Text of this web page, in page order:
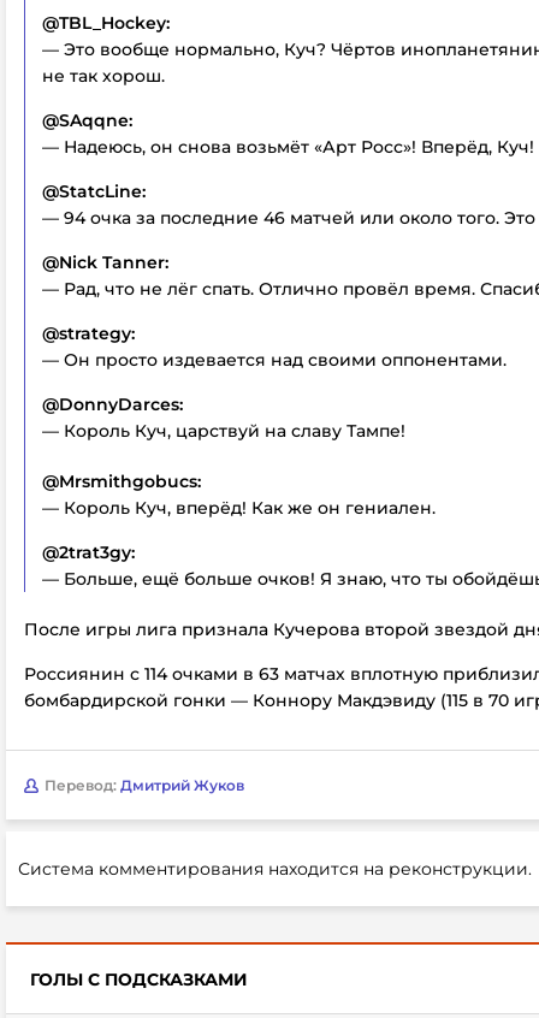
@TBL_Hockey:
— Это вообще нормально, Куч? Чёртов
не так хорош.
@SAqqne:
— Надеюсь, он снова возьмёт «Арт Росс»! Вперёд, Куч!
@StatcLine:
— 94 очка за последние 46 матчей или около того.
@Nick Tanner:
— Рад, что не лёг спать. Отлично провёл время.
@strategy:
— Он просто издевается над своими оппонентами.
@DonnyDarces:
— Король Куч, царствуй на славу Тампе!
@Mrsmithgobucs:
— Король Куч, вперёд! Как же он гениален.
@2trat3gy:
— Больше, ещё больше очков! Я знаю, что ты
После игры лига признала Кучерова второй звездой
Россиянин с 114 очками в 63 матчах вплотную
бомбардирской гонки — Коннору Макдэвиду (115 в 70
Перевод: Дмитрий Жуков
Система комментирования находится на реконструкции.
ГОЛЫ С ПОДСКАЗКАМИ